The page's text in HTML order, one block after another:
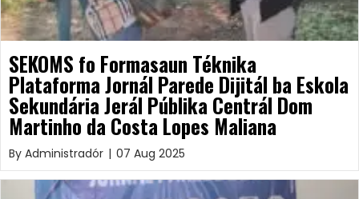
SEKOMS fo Formasaun Téknika
Plataforma Jornál Parede Dijitál ba Eskola
Sekundária Jerál Públika Centrál Dom
Martinho da Costa Lopes Maliana
By Administradór | 07 Aug 2025